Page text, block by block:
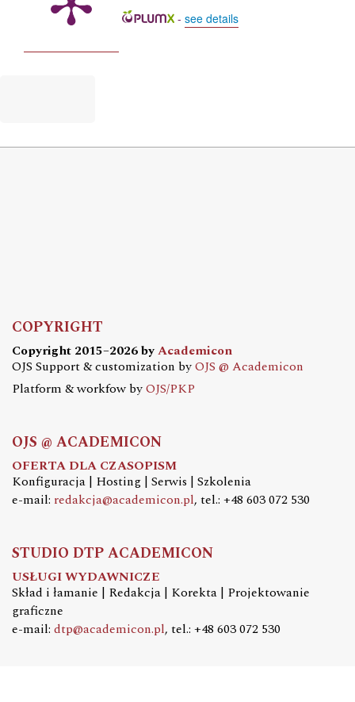
- see details
COPYRIGHT
Copyright 2015–2026 byAcademicon
OJS Support & customization byOJS @ Academicon
Platform & workfow byOJS/PKP
OJS @ ACADEMICON
OFERTA DLA CZASOPISM
Konfiguracja | Hosting | Serwis | Szkolenia
e-mail: redakcja@academicon.pl, tel.: +48 603 072 530
STUDIO DTP ACADEMICON
USŁUGI WYDAWNICZE
Skład i łamanie | Redakcja | Korekta | Projektowanie
graficzne
e-mail: dtp@academicon.pl, tel.: +48 603 072 530